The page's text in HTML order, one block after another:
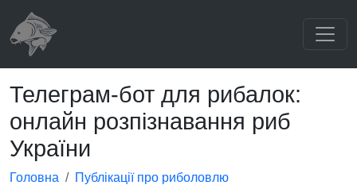
Телеграм-бот для рибалок:
онлайн розпізнавання риб
України
Головна
Публікації про риболовлю